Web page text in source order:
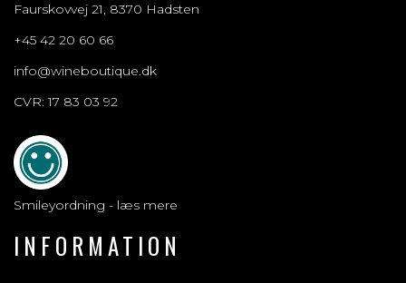
Faurskovvej 21, 8370 Hadsten
+45 42 20 60 66
info@wineboutique.dk
CVR: 17 83 03 92
Smileyordning - læs mere
INFORMATION